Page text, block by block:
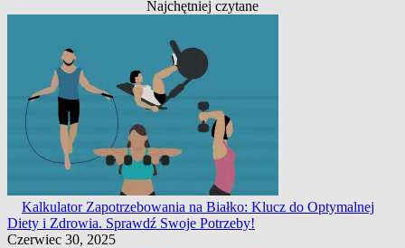
Najchętniej czytane
Kalkulator Zapotrzebowania na Białko: Klucz do Optymalnej
Diety i Zdrowia. Sprawdź Swoje Potrzeby!
Czerwiec 30, 2025